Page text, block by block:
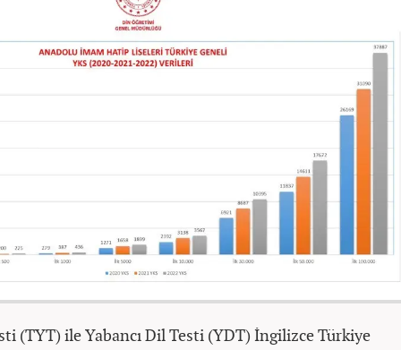
(TYT) ile Yabancı Dil Testi (YDT) İngilizce Türkiye